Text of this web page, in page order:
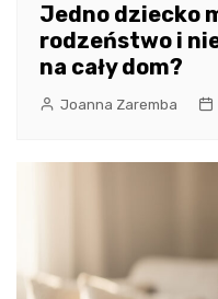
Jedno dziecko
rodzeństwo i
na cały dom?
Joanna Zaremba